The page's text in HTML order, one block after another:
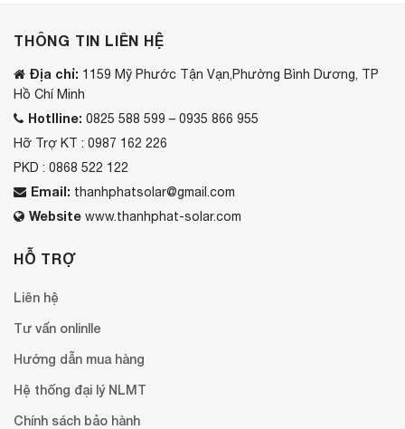
THÔNG TIN LIÊN HỆ
Địa chỉ: 1159 Mỹ Phước Tận Vạn,Phường Bình Dương, TP
Hồ Chí Minh
Hotlline: 0825 588 599 – 0935 866 955
Hỡ Trợ KT : 0987 162 226
PKD : 0868 522 122
Email: thanhphatsolar@gmail.com
Website www.thanhphat-solar.com
HỖ TRỢ
Liên hệ
Tư vấn onlinlle
Hướng dẫn mua hàng
Hệ thống đại lý NLMT
Chính sách bảo hành